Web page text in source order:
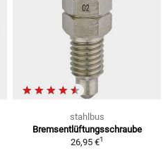
stahlbus
Bremsentlüftungsschraube
26,95 €1